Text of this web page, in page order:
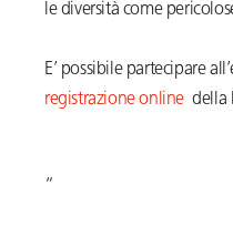
le diversità come
E’ possibile partecipare
registrazione online della
“